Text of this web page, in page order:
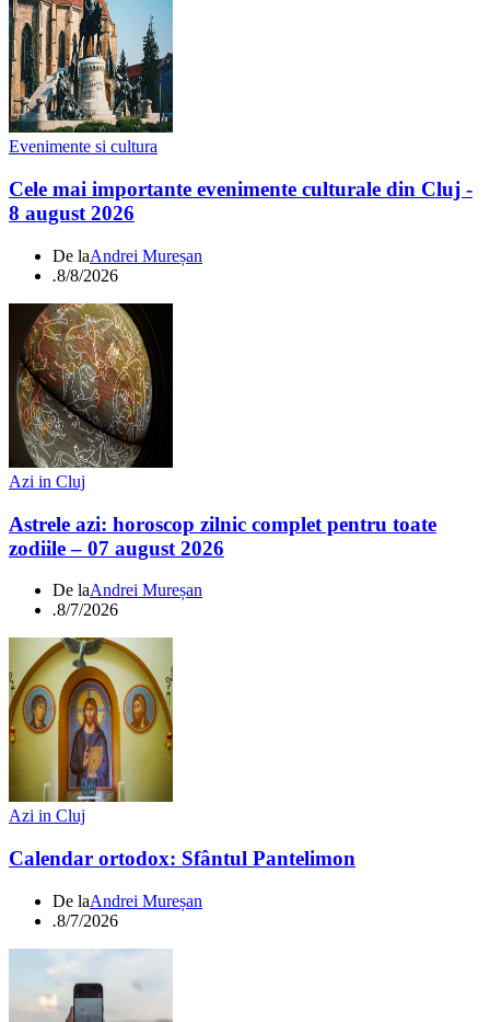
Evenimente si cultura
Cele mai importante evenimente culturale din Cluj -
8 august 2026
De laAndrei Mureșan
.8/8/2026
Azi in Cluj
Astrele azi: horoscop zilnic complet pentru toate
zodiile – 07 august 2026
De laAndrei Mureșan
.8/7/2026
Azi in Cluj
Calendar ortodox: Sfântul Pantelimon
De laAndrei Mureșan
.8/7/2026